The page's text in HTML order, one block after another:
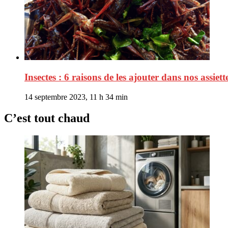
Insectes : 6 raisons de les ajouter dans nos
14 septembre 2023, 11 h 34 min
C’est tout chaud